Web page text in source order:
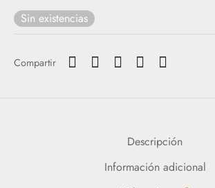
Sin existencias
Compartir
Descripción
Información adicional